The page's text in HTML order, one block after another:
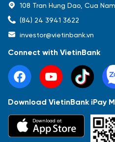
Báo cáo tài chính
108 Tran Hung Dao, Cua
(84) 24 3941 3622
investor@vietinbank.vn
Connect with VietinBank
Download VietinBank iPay
Download at